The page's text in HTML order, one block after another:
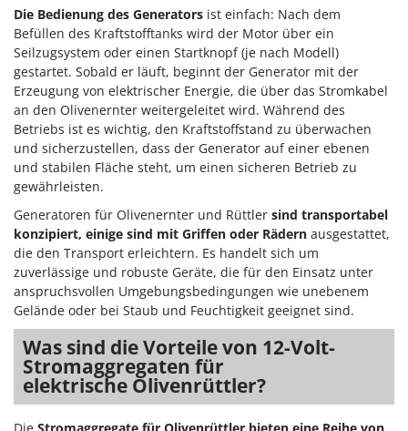
Umkehrfräsen
V
Vakuumiergeräte
Vertikutierer
Vogelscheuchen - Vogelabwehr
W
Wasserpumpen
Wein- und Obstpressen
Wein- und Ölschichtenfilter
Weitere Produkte
Wiesenwalzen für Traktor
Wippsägen
Wurstfüller
Z
Zerstäuber
Kasco
Kemper
Kenwood
Keter
KitchenAid
Komo
L
Laica
Lampacrescia - MGM
Landxcape
LAR Casalinghi
Lavor
Linea VZ
Lisam
Lotusgrill
Die Bedienung des Generators ist einfach: Nach dem
Befüllen des Kraftstofftanks wird der Motor über ein
Seilzugsystem oder einen Startknopf (je nach Modell)
gestartet. Sobald er läuft, beginnt der Generator mit der
Erzeugung von elektrischer Energie, die über das Stromkabel
an den Olivenernter weitergeleitet wird. Während des
Betriebs ist es wichtig, den Kraftstoffstand zu überwachen
und sicherzustellen, dass der Generator auf einer ebenen
und stabilen Fläche steht, um einen sicheren Betrieb zu
gewährleisten.
Generatoren für Olivenernter und Rüttler sind transportabel
konzipiert, einige sind mit Griffen oder Rädern ausgestattet,
die den Transport erleichtern. Es handelt sich um
zuverlässige und robuste Geräte, die für den Einsatz unter
anspruchsvollen Umgebungsbedingungen wie unebenem
Gelände oder bei Staub und Feuchtigkeit geeignet sind.
Was sind die Vorteile von 12-Volt-
Stromaggregaten für
elektrische Olivenrüttler?